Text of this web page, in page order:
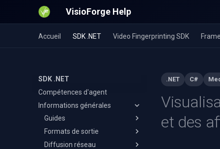
VisioForge Help
Accueil SDK .NET Video Fingerprinting SDK
SDK .NET
Compétences d'agent
Informations générales
Guides
Capture vidéo vers MPEG-TS
Enregistrement et édition
Formats de sortie
MP4
Diffusion réseau
.NET C#
et des